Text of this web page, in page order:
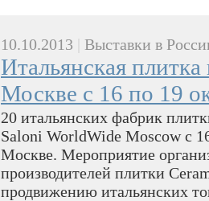
10.10.2013 Выставки в
Итальянская
Москве с 16 по 19
20 итальянских фабрик
Saloni WorldWide Moscow с
Москве. Мероприятие
производителей плитки
продвижению итальянских